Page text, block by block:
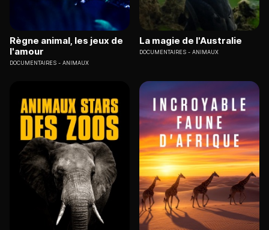
Règne animal, les jeux de
l'amour
DOCUMENTAIRES ANIMAUX
La magie de l'Australie
DOCUMENTAIRES ANIMAUX